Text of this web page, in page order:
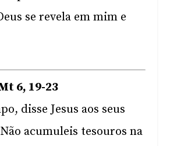
se revela em mim e
6, 19-23
disse Jesus aos seus
acumuleis tesouros na